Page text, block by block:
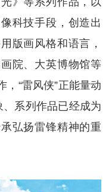
科技手段，创造出
版画风格和语言，
院、大英博物馆等
“雷风侠”正能量动
、系列作品已经成为
弘扬雷锋精神的重